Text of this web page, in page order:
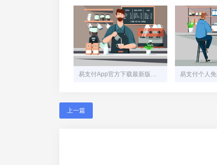
易支付App官方下载最新版指南：安全、便捷、一步到位
上一篇